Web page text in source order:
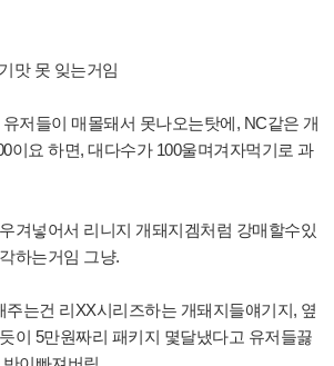
맛 못 잊는거임
저들이 매몰돼서 못나오는탓에, NC같은 개
이요 하면, 대다수가 100울며겨자먹기로 과
겨넣어서 리니지 개돼지겜처럼 강매할수있
하는거임 그냥.
주는건 리XX시리즈하는 개돼지들얘기지, 옆
이 5만원짜리 패키지 몇달냈다고 유저들끓